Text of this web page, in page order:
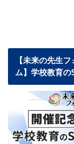
【未来の先生
ム】学校教育の